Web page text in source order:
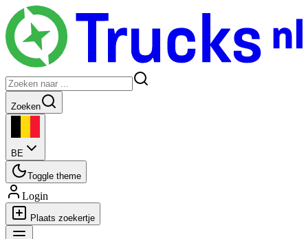
Zoeken
BE
Toggle theme
Login
Plaats zoekertje